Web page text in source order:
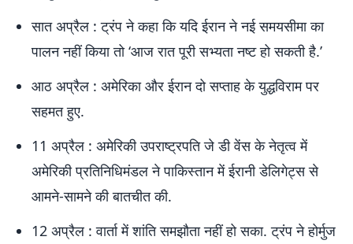
सात अप्रैल : ट्रंप ने कहा कि यदि ईरान ने नई समयसीमा का
पालन नहीं किया तो ‘आज रात पूरी सभ्यता नष्ट हो सकती है.’
आठ अप्रैल : अमेरिका और ईरान दो सप्ताह के युद्धविराम पर
सहमत हुए.
11 अप्रैल : अमेरिकी उपराष्ट्रपति जे डी वेंस के नेतृत्व में
अमेरिकी प्रतिनिधिमंडल ने पाकिस्तान में ईरानी डेलिगेट्स से
आमने-सामने की बातचीत की.
12 अप्रैल : वार्ता में शांति समझौता नहीं हो सका. ट्रंप ने होर्मुज